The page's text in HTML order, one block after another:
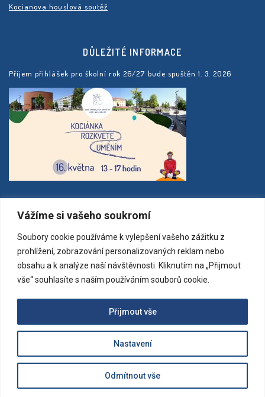
Vážíme si vašeho soukromí
Soubory cookie používáme k vylepšení vašeho zážitku z
prohlížení, zobrazování personalizovaných reklam nebo
obsahu a k analýze naší návštěvnosti. Kliknutím na „Přijmout
vše“ souhlasíte s naším používáním souborů cookie.
Nastavení
Odmítnout vše
Přijmout vše
Kocianova houslová soutěž
DŮLEŽITÉ INFORMACE
Příjem přihlášek pro školní rok 26/27 bude spuštěn 1. 3. 2026
Všechna práva vyhrazena. Copyright © 2023 Základní umělecká